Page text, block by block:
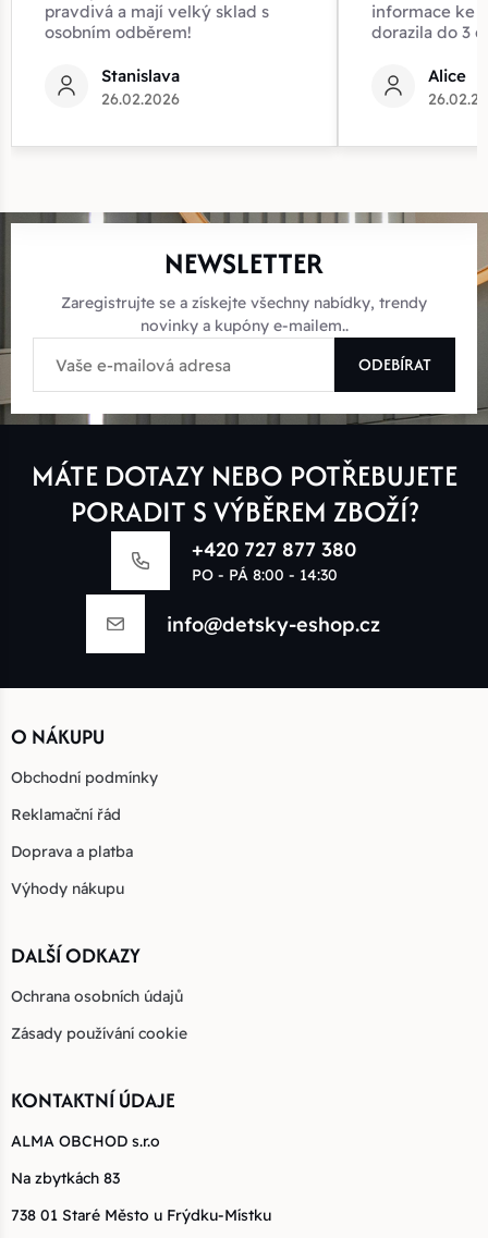
pravdivá a mají velký sklad s
osobním odběrem!
Stanislava
26.02.2026
informace ke
dorazila do 3
Alice
NEWSLETTER
Zaregistrujte se a získejte všechny nabídky, trendy
novinky a kupóny e-mailem..
ODEBÍRAT
MÁTE DOTAZY NEBO POTŘEBUJETE
PORADIT S VÝBĚREM ZBOŽÍ?
+420 727 877 380
PO - PÁ 8:00 - 14:30
info@detsky-eshop.cz
O NÁKUPU
Obchodní podmínky
Reklamační řád
Doprava a platba
Výhody nákupu
DALŠÍ ODKAZY
Ochrana osobních údajů
Zásady používání cookie
KONTAKTNÍ ÚDAJE
ALMA OBCHOD s.r.o
Na zbytkách 83
738 01 Staré Město u Frýdku-Místku